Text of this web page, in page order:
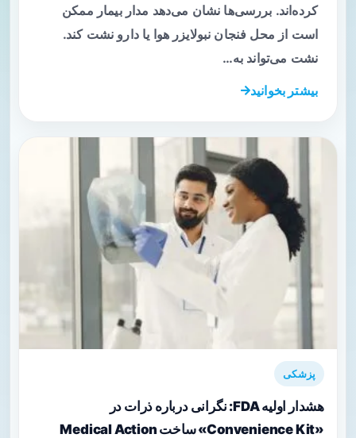
کرده‌اند. بررسی‌ها نشان می‌دهد مدار بیمار ممکن
است از محل فنجان نبولایزر هوا یا دارو نشت کند.
نشت می‌تواند به…
بیشتر بخوانید
پزشکی
هشدار اولیه FDA: نگرانی درباره ذرات در
«Convenience Kit» ساخت Medical Action